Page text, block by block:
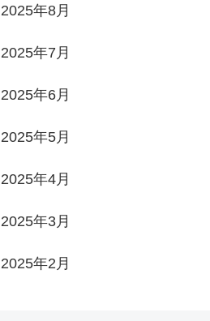
2025年8月
2025年7月
2025年6月
2025年5月
2025年4月
2025年3月
2025年2月